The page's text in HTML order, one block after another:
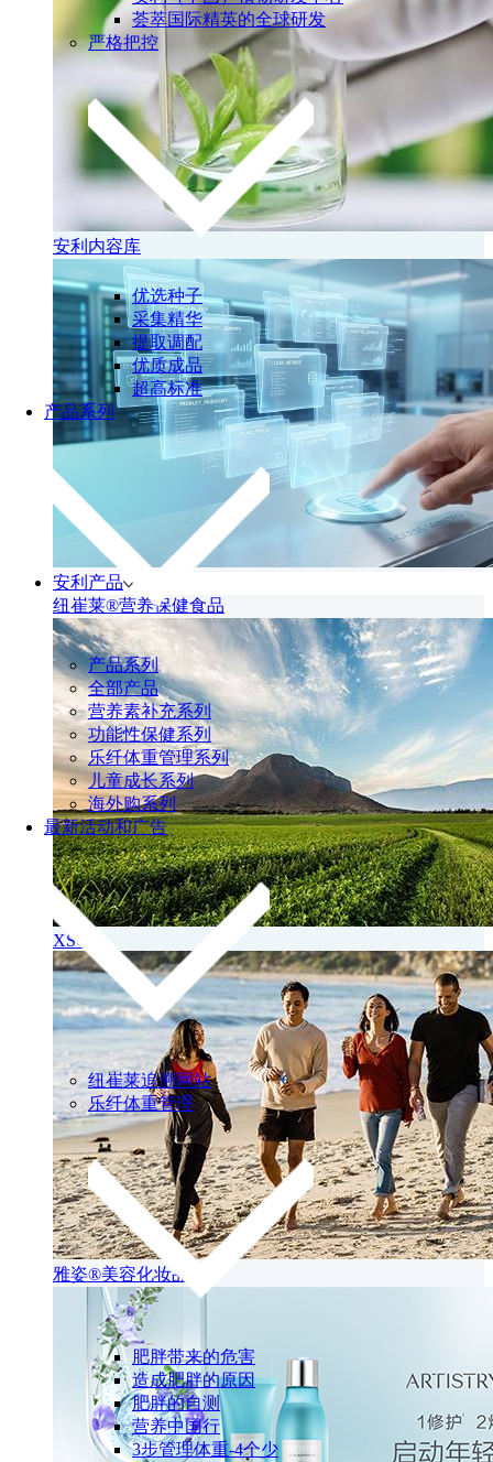
安利内容库
安利产品
纽崔莱®营养保健食品
XS®
雅姿®美容化妆品
荟萃国际精英的全球研发
严格把控
优选种子
采集精华
提取调配
优质成品
超高标准
产品系列
产品系列
全部产品
营养素补充系列
功能性保健系列
乐纤体重管理系列
儿童成长系列
海外购系列
最新活动和广告
纽崔莱追溯网站
乐纤体重管理
肥胖带来的危害
造成肥胖的原因
肥胖的自测
营养中国行
3步管理体重-4个少